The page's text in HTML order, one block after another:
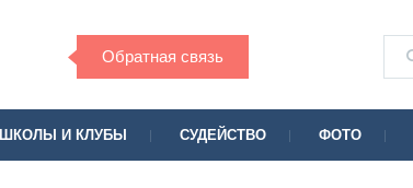
Обратная связь
ШКОЛЫ И КЛУБЫ СУДЕЙСТВО ФОТО